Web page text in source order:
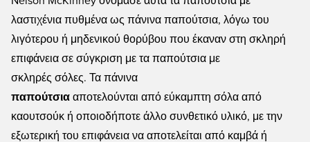
λαστιχένια πυθμένα ως πάνινα παπούτσια, λόγω του
λιγότερου ή μηδενικού θορύβου που έκαναν στη σκληρή
επιφάνεια σε σύγκριση με τα παπούτσια με
σκληρές σόλες. Τα πάνινα
παπούτσια αποτελούνται από εύκαμπτη σόλα από
καουτσούκ ή οποιοδήποτε άλλο συνθετικό υλικό, με την
εξωτερική του επιφάνεια να αποτελείται από καμβά ή